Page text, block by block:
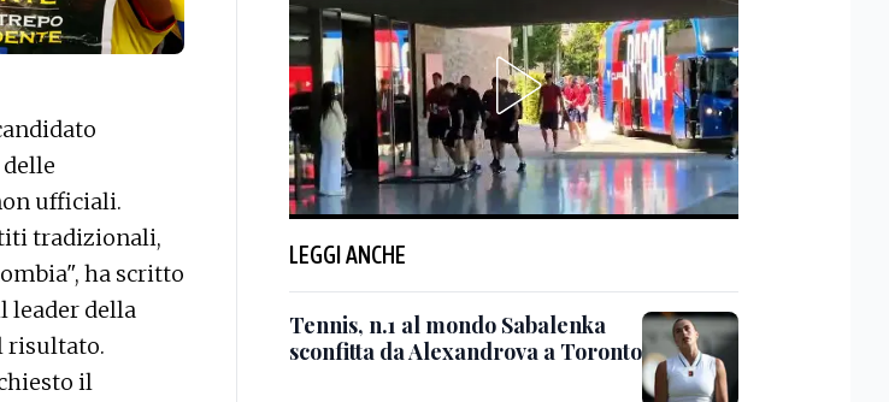
ufficiali.
tradizionali,
ha scritto
leader della
risultato.
il
LEGGI ANCHE
Tennis, n.1 al mondo Sabalenka
sconfitta da Alexandrova a Toronto